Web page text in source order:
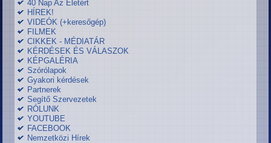
40 Nap Az Életért
HÍREK!
VIDEÓK (+keresőgép)
FILMEK
CIKKEK - MÉDIATÁR
KÉRDÉSEK ÉS VÁLASZOK
KÉPGALÉRIA
Szórólapok
Gyakori kérdések
Partnerek
Segítő Szervezetek
RÓLUNK
YOUTUBE
FACEBOOK
Nemzetközi Hírek